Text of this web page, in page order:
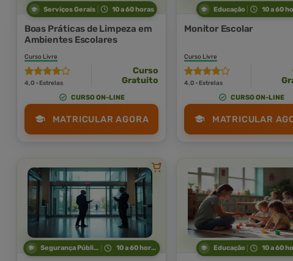
Serviços Gerais 10 a 60 horas
Boas Práticas de Limpeza em
Ambientes Escolares
Curso Livre
4,0 · Estrelas
Curso
Gratuito
CURSO ON-LINE
MATRICULAR AGORA
Educação 10 a 60
Monitor Escolar
Curso Livre
4,0 · Estrelas
CURSO ON-LINE
MATRICULAR
Segurança Pública 10 a 60 horas Educação 10 a 60